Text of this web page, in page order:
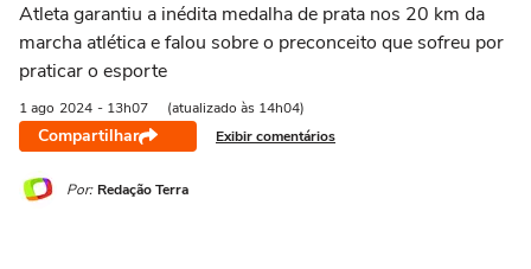
Atleta garantiu a inédita medalha de prata nos 20 km da
marcha atlética e falou sobre o preconceito que sofreu por
praticar o esporte
1 ago 2024 - 13h07 (atualizado às 14h04)
Compartilhar Exibir comentários
Por: Redação Terra